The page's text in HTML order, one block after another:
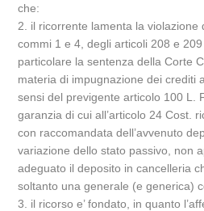
che:
2. il ricorrente lamenta la violazione
commi 1 e 4, degli articoli 208 e
particolare la sentenza della Corte
materia di impugnazione dei crediti
sensi del previgente articolo 100 L.
garanzia di cui all’articolo 24 Cost.
con raccomandata dell’avvenuto
variazione dello stato passivo, non
adeguato il deposito in cancelleria
soltanto una generale (e generica)
3. il ricorso e’ fondato, in quanto